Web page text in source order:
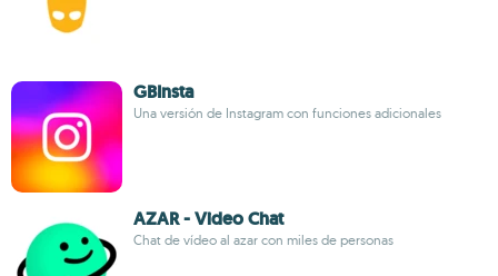
GBInsta
Una versión de Instagram con funciones adicionales
AZAR - Video Chat
Chat de vídeo al azar con miles de personas